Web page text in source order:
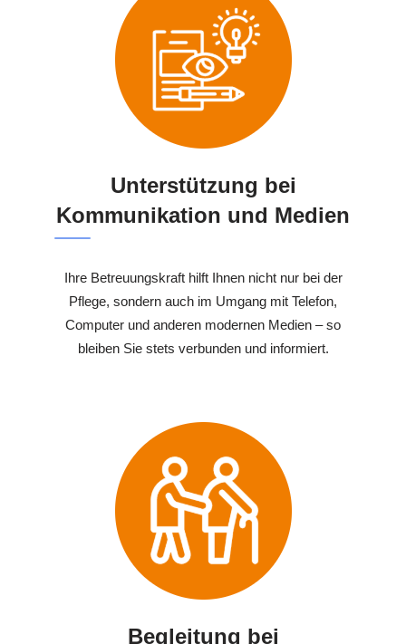
Unterstützung bei
Kommunikation und Medien
Ihre Betreuungskraft hilft Ihnen nicht nur bei der
Pflege, sondern auch im Umgang mit Telefon,
Computer und anderen modernen Medien – so
bleiben Sie stets verbunden und informiert.
Begleitung bei